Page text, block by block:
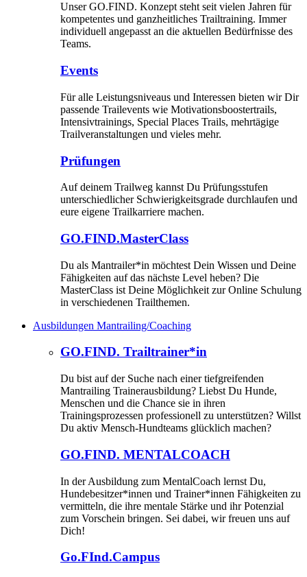
Unser GO.FIND. Konzept steht seit vielen Jahren für
kompetentes und ganzheitliches Trailtraining. Immer
individuell angepasst an die aktuellen Bedürfnisse des
Teams.
Events
Für alle Leistungsniveaus und Interessen bieten wir Dir
passende Trailevents wie Motivationsboostertrails,
Intensivtrainings, Special Places Trails, mehrtägige
Trailveranstaltungen und vieles mehr.
Prüfungen
Auf deinem Trailweg kannst Du Prüfungsstufen
unterschiedlicher Schwierigkeitsgrade durchlaufen und
eure eigene Trailkarriere machen.
GO.FIND.MasterClass
Du als Mantrailer*in möchtest Dein Wissen und Deine
Fähigkeiten auf das nächste Level heben? Die
MasterClass ist Deine Möglichkeit zur Online Schulung
in verschiedenen Trailthemen.
Ausbildungen Mantrailing/Coaching
GO.FIND. Trailtrainer*in
Du bist auf der Suche nach einer tiefgreifenden
Mantrailing Trainerausbildung? Liebst Du Hunde,
Menschen und die Chance sie in ihren
Trainingsprozessen professionell zu unterstützen? Willst
Du aktiv Mensch-Hundteams glücklich machen?
GO.FIND. MENTALCOACH
In der Ausbildung zum MentalCoach lernst Du,
Hundebesitzer*innen und Trainer*innen Fähigkeiten zu
vermitteln, die ihre mentale Stärke und ihr Potenzial
zum Vorschein bringen. Sei dabei, wir freuen uns auf
Dich!
Go.FInd.Campus